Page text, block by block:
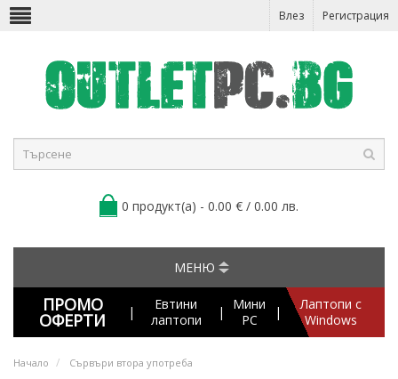
Влез Регистрация
0 продукт(а) - 0.00 € / 0.00 лв.
МЕНЮ
ПРОМО
ОФЕРТИ |
Евтини
лаптопи
|
Мини
PC
|
Лаптопи с
Windows
Начало Сървъри втора употреба